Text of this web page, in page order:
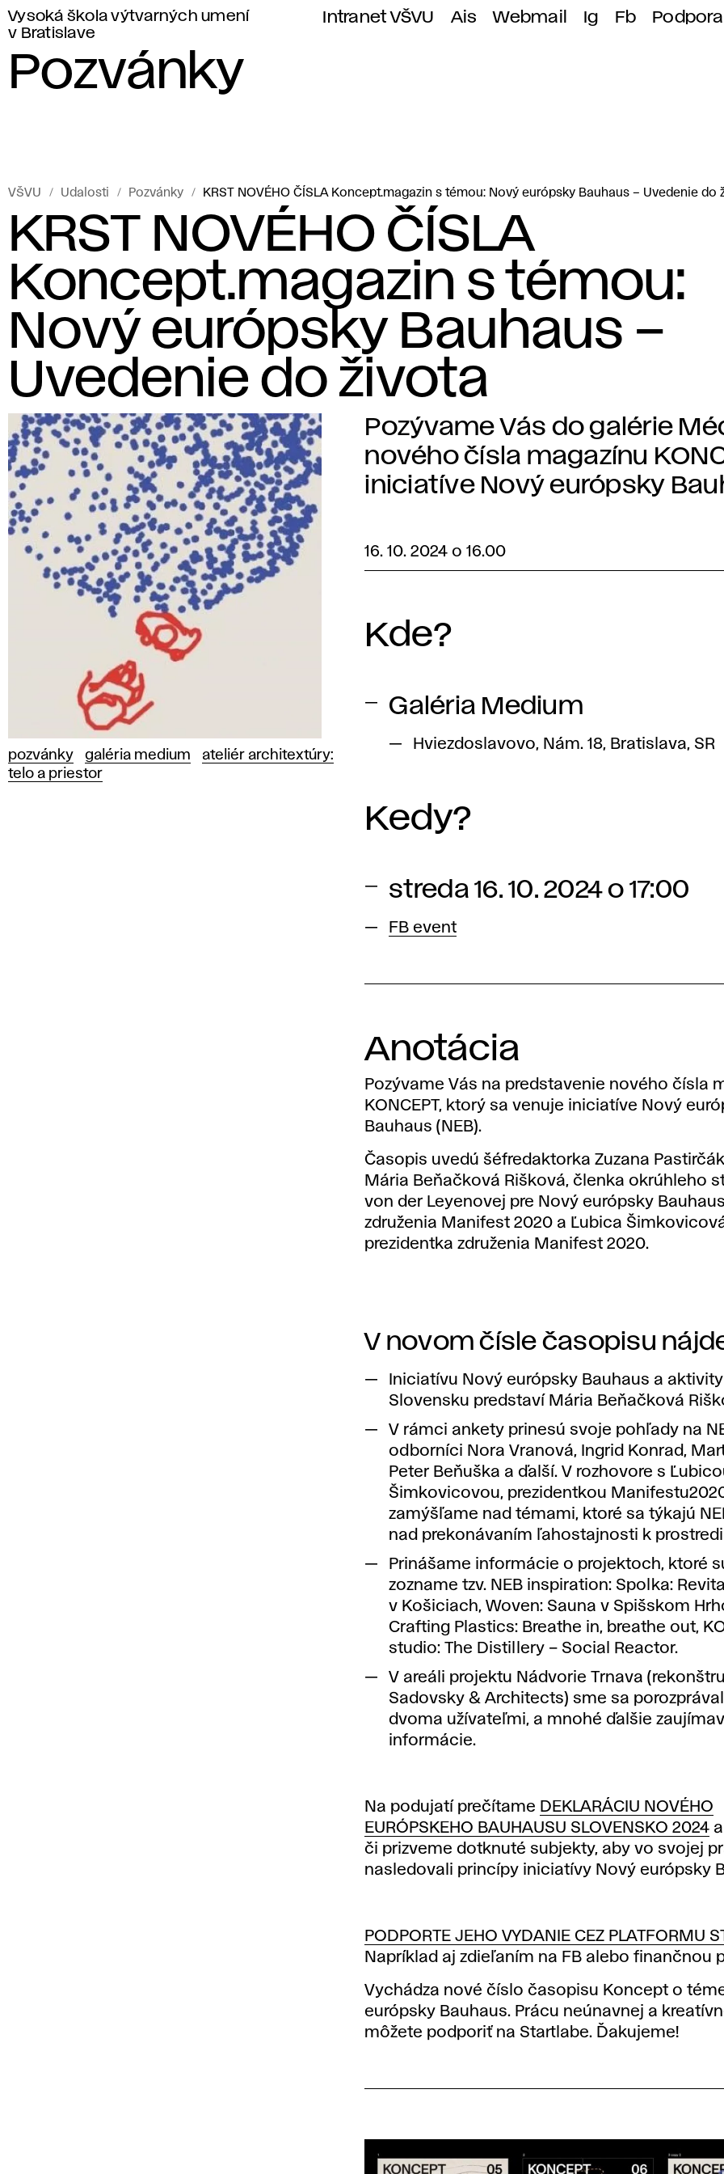
Vysoká škola výtvarných umení
v Bratislave
Intranet VŠVU Ais Webmail Ig Fb
Pozvánky
VŠVU Udalosti Pozvánky KRST NOVÉHO ČÍSLA Koncept.magazin s témou: Nový európsky Bauhaus – Uvedenie do
KRST NOVÉHO ČÍSLA
Koncept.magazin s témou:
Nový európsky Bauhaus –
Uvedenie do života
pozvánky galéria medium
ateliér architextúry:
telo a priestor
Pozývame Vás do galérie
nového čísla magazínu
iniciatíve Nový európsky
16. 10. 2024 o 16.00
Kde?
Galéria Medium
Hviezdoslavovo, Nám. 18, Bratislava, SR
Kedy?
streda 16. 10. 2024 o 17:00
FB event
Anotácia
Pozývame Vás na predstavenie nového čísla
KONCEPT, ktorý sa venuje iniciatíve Nový
Bauhaus (NEB).
Časopis uvedú šéfredaktorka Zuzana
Mária Beňačková Rišková, členka okrúhleho
von der Leyenovej pre Nový európsky
združenia Manifest 2020 a Ľubica
prezidentka združenia Manifest 2020.
V novom čísle časopisu
Iniciatívu Nový európsky Bauhaus a aktivity
Slovensku predstaví Mária Beňačková
V rámci ankety prinesú svoje pohľady na
odborníci Nora Vranová, Ingrid Konrad,
Peter Beňuška a ďalší. V rozhovore s
Šimkovicovou, prezidentkou
zamýšľame nad témami, ktoré sa týkajú
nad prekonávaním ľahostajnosti k
Prinášame informácie o projektoch, ktoré
zozname tzv. NEB inspiration: Spolka:
v Košiciach, Woven: Sauna v Spišskom
Crafting Plastics: Breathe in, breathe out,
studio: The Distillery – Social Reactor.
V areáli projektu Nádvorie Trnava
Sadovsky & Architects) sme sa
dvoma užívateľmi, a mnohé ďalšie
informácie.
Na podujatí prečítame DEKLARÁCIU NOVÉHO
EURÓPSKEHO BAUHAUSU SLOVENSKO 2024
či prizveme dotknuté subjekty, aby vo svojej
nasledovali princípy iniciatívy Nový európsky
PODPORTE JEHO VYDANIE CEZ PLATFORMU
Napríklad aj zdieľaním na FB alebo finančnou
Vychádza nové číslo časopisu Koncept o
európsky Bauhaus. Prácu neúnavnej a
môžete podporiť na Startlabe. Ďakujeme!